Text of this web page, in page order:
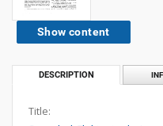
Show content
DESCRIPTION
Title: